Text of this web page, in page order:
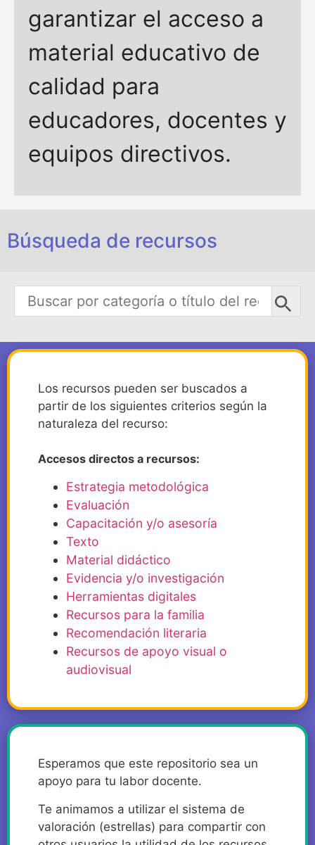
garantizar el acceso a
material educativo de
calidad para
educadores, docentes y
equipos directivos.
Búsqueda de recursos
Los recursos pueden ser buscados a
partir de los siguientes criterios según la
naturaleza del recurso:
Accesos directos a recursos:
Estrategia metodológica
Evaluación
Capacitación y/o asesoría
Texto
Material didáctico
Evidencia y/o investigación
Herramientas digitales
Recursos para la familia
Recomendación literaria
Recursos de apoyo visual o
audiovisual
Esperamos que este repositorio sea un
apoyo para tu labor docente.
Te animamos a utilizar el sistema de
valoración (estrellas) para compartir con